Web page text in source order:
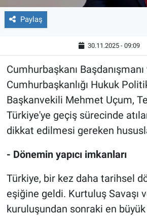
Paylaş
30.11.2025 - 09:09
Cumhurbaşkanı Başdanışmanı
Cumhurbaşkanlığı Hukuk
Başkanvekili Mehmet Uçum,
Türkiye'ye geçiş sürecinde
dikkat edilmesi gereken
- Dönemin yapıcı imkanları
Türkiye, bir kez daha tarihsel
eşiğine geldi. Kurtuluş Savaşı
kuruluşundan sonraki en büyük